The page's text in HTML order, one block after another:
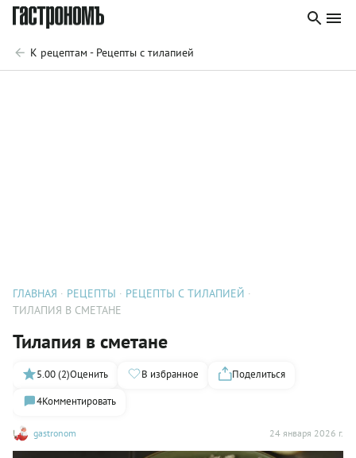
К рецептам - Рецепты с тилапией
ГЛАВНАЯ РЕЦЕПТЫ
РЕЦЕПТЫ С ТИЛАПИЕЙ
ТИЛАПИЯ В СМЕТАНЕ
Тилапия в сметане
gastronom 24 января 2026 г.
5.00 (2)Оценить В избранное
Поделиться
4Комментировать